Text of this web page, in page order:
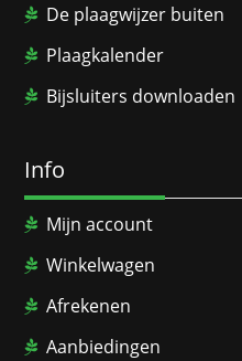
De plaagwijzer buiten
Plaagkalender
Bijsluiters downloaden
Info
Mijn account
Winkelwagen
Afrekenen
Aanbiedingen